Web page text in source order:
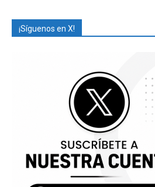
¡Síguenos en X!